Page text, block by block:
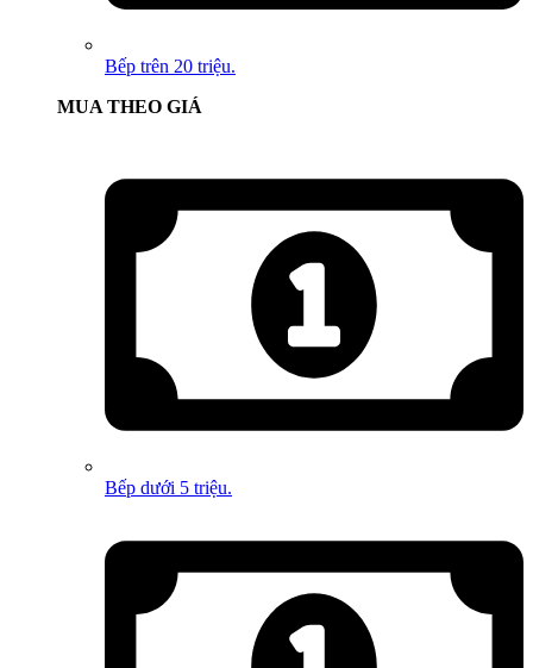
Bếp trên 20 triệu.
MUA THEO GIÁ
Bếp dưới 5 triệu.